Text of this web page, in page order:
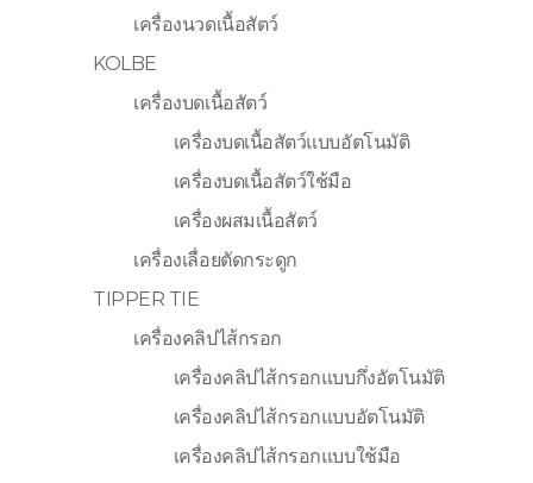
เครื่องนวดเนื้อสัตว์
KOLBE
เครื่องบดเนื้อสัตว์
เครื่องบดเนื้อสัตว์แบบอัตโนมัติ
เครื่องบดเนื้อสัตว์ใช้มือ
เครื่องผสมเนื้อสัตว์
เครื่องเลื่อยตัดกระดูก
TIPPER TIE
เครื่องคลิปไส้กรอก
เครื่องคลิปไส้กรอกแบบกึ่งอัตโนมัติ
เครื่องคลิปไส้กรอกแบบอัตโนมัติ
เครื่องคลิปไส้กรอกแบบใช้มือ